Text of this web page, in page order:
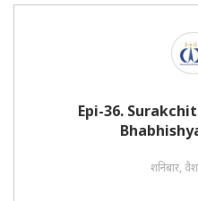
Epi-36.
शनिबार,